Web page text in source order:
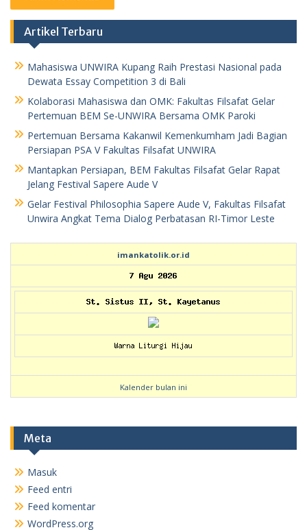
Artikel Terbaru
Mahasiswa UNWIRA Kupang Raih Prestasi Nasional pada
Dewata Essay Competition 3 di Bali
Kolaborasi Mahasiswa dan OMK: Fakultas Filsafat Gelar
Pertemuan BEM Se-UNWIRA Bersama OMK Paroki
Pertemuan Bersama Kakanwil Kemenkumham Jadi Bagian
Persiapan PSA V Fakultas Filsafat UNWIRA
Mantapkan Persiapan, BEM Fakultas Filsafat Gelar Rapat
Jelang Festival Sapere Aude V
Gelar Festival Philosophia Sapere Aude V, Fakultas Filsafat
Unwira Angkat Tema Dialog Perbatasan RI-Timor Leste
imankatolik.or.id
Kalender bulan ini
Meta
Masuk
Feed entri
Feed komentar
WordPress.org